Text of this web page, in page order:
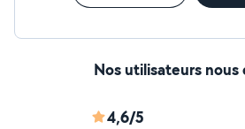
Nos utilisateurs nous
4,6/5